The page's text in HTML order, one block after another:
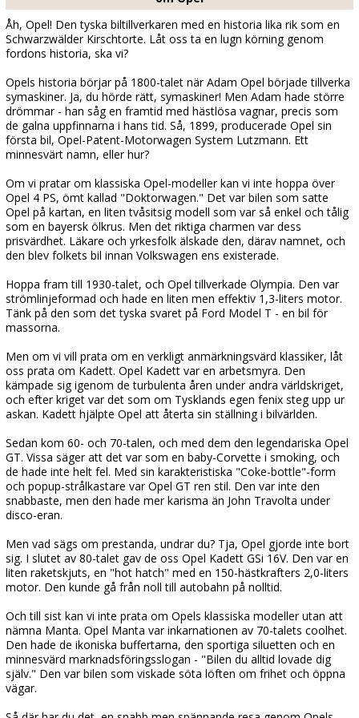
Åh, Opel! Den tyska biltillverkaren med en historia lika rik som en
Schwarzwälder Kirschtorte. Låt oss ta en lugn körning genom
fordons historia, ska vi?
Opels historia börjar på 1800-talet när Adam Opel började tillverka
symaskiner. Ja, du hörde rätt, symaskiner! Men Adam hade större
drömmar - han såg en framtid med hästlösa vagnar, precis som
de galna uppfinnarna i hans tid. Så, 1899, producerade Opel sin
första bil, Opel-Patent-Motorwagen System Lutzmann. Ett
minnesvärt namn, eller hur?
Om vi pratar om klassiska Opel-modeller kan vi inte hoppa över
Opel 4 PS, ömt kallad "Doktorwagen." Det var bilen som satte
Opel på kartan, en liten tvåsitsig modell som var så enkel och tålig
som en bayersk ölkrus. Men det riktiga charmen var dess
prisvärdhet. Läkare och yrkesfolk älskade den, därav namnet, och
den blev folkets bil innan Volkswagen ens existerade.
Hoppa fram till 1930-talet, och Opel tillverkade Olympia. Den var
strömlinjeformad och hade en liten men effektiv 1,3-liters motor.
Tänk på den som det tyska svaret på Ford Model T - en bil för
massorna.
Men om vi vill prata om en verkligt anmärkningsvärd klassiker, låt
oss prata om Kadett. Opel Kadett var en arbetsmyra. Den
kämpade sig igenom de turbulenta åren under andra världskriget,
och efter kriget var det som om Tysklands egen fenix steg upp ur
askan. Kadett hjälpte Opel att återta sin ställning i bilvärlden.
Sedan kom 60- och 70-talen, och med dem den legendariska Opel
GT. Vissa säger att det var som en baby-Corvette i smoking, och
de hade inte helt fel. Med sin karakteristiska "Coke-bottle"-form
och popup-strålkastare var Opel GT ren stil. Den var inte den
snabbaste, men den hade mer karisma än John Travolta under
disco-eran.
Men vad sägs om prestanda, undrar du? Tja, Opel gjorde inte bort
sig. I slutet av 80-talet gav de oss Opel Kadett GSi 16V. Den var en
liten raketskjuts, en "hot hatch" med en 150-hästkrafters 2,0-liters
motor. Den kunde gå från noll till autobahn på nolltid.
Och till sist kan vi inte prata om Opels klassiska modeller utan att
nämna Manta. Opel Manta var inkarnationen av 70-talets coolhet.
Den hade de ikoniska buffertarna, den sportiga siluetten och en
minnesvärd marknadsföringsslogan - "Bilen du alltid lovade dig
själv." Den var bilen som viskade söta löften om frihet och öppna
vägar.